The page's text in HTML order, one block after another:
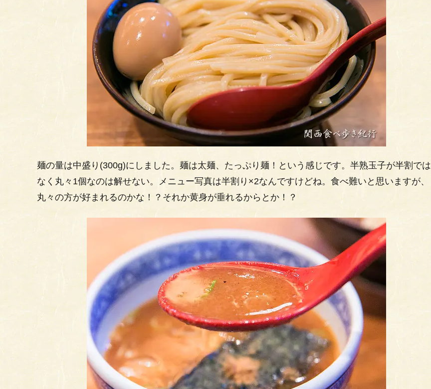
麺の量は中盛り(300g)にしました。麺は太麺、たっぷり麺！という感じです。半熟玉子が半割では
なく丸々1個なのは解せない。メニュー写真は半割り×2なんですけどね。食べ難いと思いますが、
丸々の方が好まれるのかな！？それか黄身が垂れるからとか！？